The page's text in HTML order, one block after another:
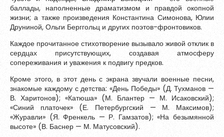
баллады, наполненные драматизмом и правдой окопной
жизни; а также произведения Константина Симонова, Юлии
Друниной, Ольги Берггольц и других поэтов-фронтовиков.
Каждое прочитанное стихотворение вызывало живой отклик в
сердцах присутствующих, создавая атмосферу
сопереживания и уважения к подвигу предков.
Кроме этого, в этот день с экрана звучали военные песни,
знакомые каждому с детства: «День Победы» (Д. Тухманов —
В. Харитонов); «Катюша» (М. Блантер — М. Исаковский);
«Синий платочек» (Е. Петербургский — М. Максимов);
«Журавли» (Я. Френкель — Р. Гамзатов); «На безымянной
высоте» (В. Баснер — М. Матусовский).
Зарегистрироваться